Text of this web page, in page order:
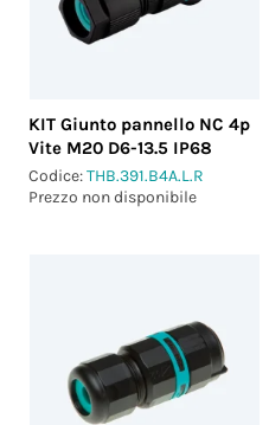
KIT Giunto pannello NC 4p
Vite M20 D6-13.5 IP68
Codice:THB.391.B4A.L.R
Prezzo non disponibile